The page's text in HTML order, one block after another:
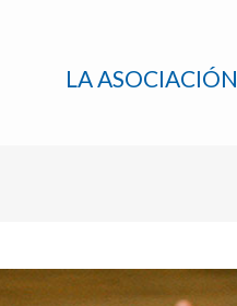
LA ASOCIACIÓN